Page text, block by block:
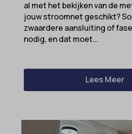
al met het bekijken van de
jouw stroomnet geschikt?
zwaardere aansluiting of
nodig, en dat moet...
Lees Meer